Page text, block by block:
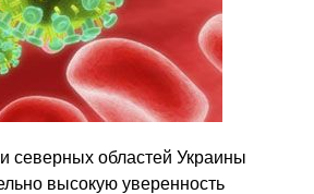
северных областей Украины
высокую уверенность